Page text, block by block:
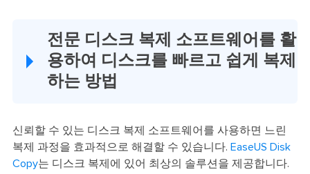
전문 디스크 복제 소프트웨어를 활
용하여 디스크를 빠르고 쉽게 복제
하는 방법
신뢰할 수 있는 디스크 복제 소프트웨어를 사용하면 느린
복제 과정을 효과적으로 해결할 수 있습니다. EaseUS Disk
Copy는 디스크 복제에 있어 최상의 솔루션을 제공합니다.